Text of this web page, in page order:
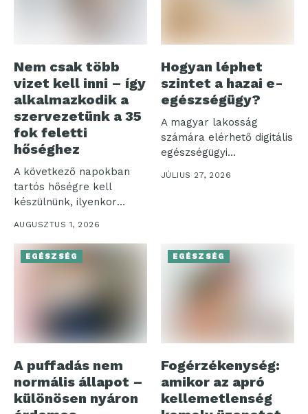
Nem csak több
vizet kell inni – így
alkalmazkodik a
szervezetünk a 35
fok feletti
hőséghez
A következő napokban
tartós hőségre kell
készülnünk, ilyenkor
komfortérzetünk...
AUGUSZTUS 1, 2026
Hogyan léphet
szintet a hazai e-
egészségügy?
A magyar lakosság
számára elérhető digitális
egészségügyi
ökoszisztéma három
pillére – az...
JÚLIUS 27, 2026
EGÉSZSÉG
A puffadás nem
normális állapot –
különösen nyáron
EGÉSZSÉG
Fogérzékenység:
amikor az apró
kellemetlenség